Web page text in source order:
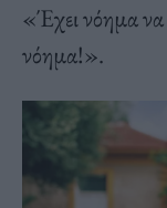
«Έχει νόημα
νόημα!».